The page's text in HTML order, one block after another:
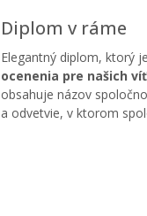
Diplom v ráme
Elegantný diplom, ktorý je
ocenenia pre našich
obsahuje názov
a odvetvie, v ktorom